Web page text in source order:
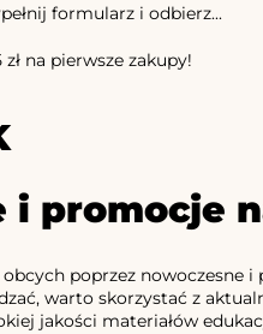
formularz i odbierz...
na pierwsze zakupy!
i promocje
poprzez nowoczesne
warto skorzystać z
jakości materiałów